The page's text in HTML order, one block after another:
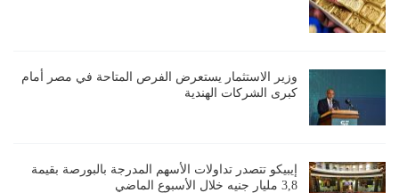
وزير الاستثمار يستعرض الفرص المتاحة في مصر أمام
كبرى الشركات الهندية
إيبيكو تتصدر تداولات الأسهم المدرجة بالبورصة بقيمة
3,8 مليار جنيه خلال الأسبوع الماضي